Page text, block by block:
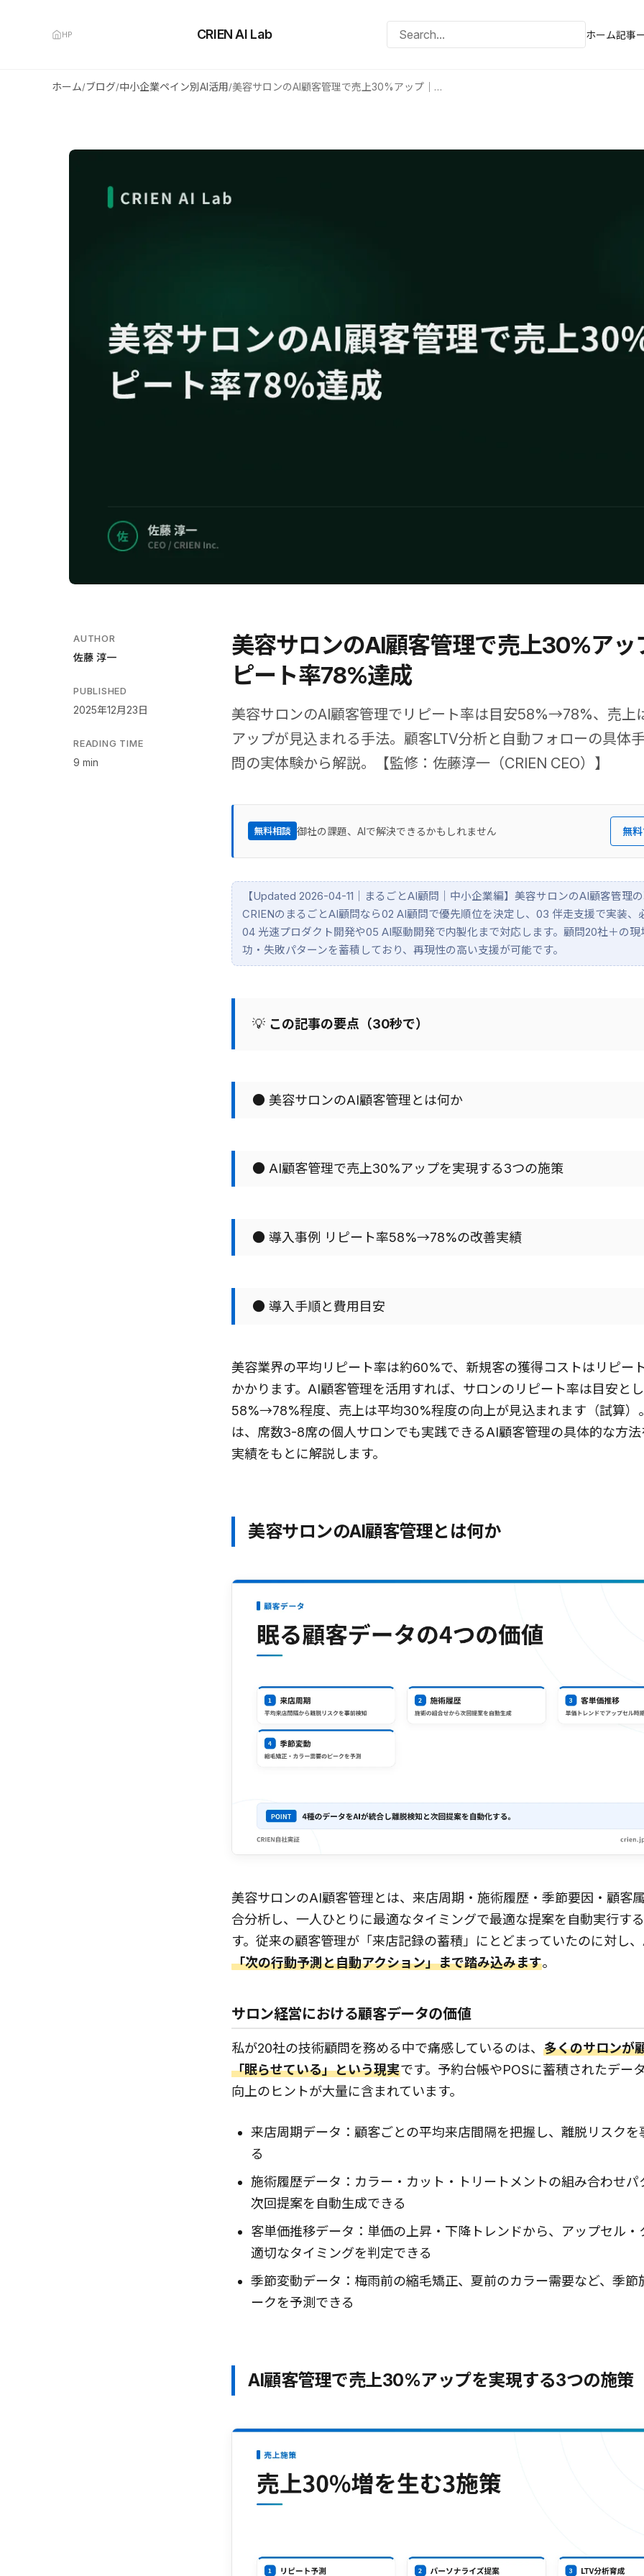
HP CRIEN AI Lab ホーム記事
ホーム/ブログ/中小企業ペイン別AI活用/ 美容サロンのAI顧客管理で売上30%アップ｜リピート率78%達成
AUTHOR
佐藤 淳一
PUBLISHED
2025年12月23日
READING TIME
9 min
美容サロンのAI顧客管理で売上30%アッ
ピート率78%達成
美容サロンのAI顧客管理でリピート率は目安58%→78%、売上
アップが見込まれる手法。顧客LTV分析と自動フォローの具体
問の実体験から解説。【監修：佐藤淳一（CRIEN CEO）】
無料相談 御社の課題、AIで解決できるかもしれません 無
【Updated 2026-04-11｜まるごとAI顧問｜中小企業編】美容サロンのAI顧客管理
CRIENのまるごとAI顧問なら02 AI顧問で優先順位を決定し、03 伴走支援で実装、
04 光速プロダクト開発や05 AI駆動開発で内製化まで対応します。顧問20社＋の現
功・失敗パターンを蓄積しており、再現性の高い支援が可能です。
💡 この記事の要点（30秒で）
● 美容サロンのAI顧客管理とは何か
● AI顧客管理で売上30%アップを実現する3つの施策
● 導入事例 リピート率58%→78%の改善実績
● 導入手順と費用目安
美容業界の平均リピート率は約60%で、新規客の獲得コストはリピー
かかります。AI顧客管理を活用すれば、サロンのリピート率は目安と
58%→78%程度、売上は平均30%程度の向上が見込まれます（試算）
は、席数3-8席の個人サロンでも実践できるAI顧客管理の具体的な方
実績をもとに解説します。
美容サロンのAI顧客管理とは何か
美容サロンのAI顧客管理とは、来店周期・施術履歴・季節要因・顧客
合分析し、一人ひとりに最適なタイミングで最適な提案を自動実行す
す。従来の顧客管理が「来店記録の蓄積」にとどまっていたのに対し
「次の行動予測と自動アクション」まで踏み込みます。
サロン経営における顧客データの価値
私が20社の技術顧問を務める中で痛感しているのは、 多くのサロンが
「眠らせている」という現実です。予約台帳やPOSに蓄積されたデー
向上のヒントが大量に含まれています。
来店周期データ：顧客ごとの平均来店間隔を把握し、離脱リスクを
る
施術履歴データ：カラー・カット・トリートメントの組み合わせパ
次回提案を自動生成できる
客単価推移データ：単価の上昇・下降トレンドから、アップセル・
適切なタイミングを判定できる
季節変動データ：梅雨前の縮毛矯正、夏前のカラー需要など、季節
ークを予測できる
AI顧客管理で売上30%アップを実現する3つの施策